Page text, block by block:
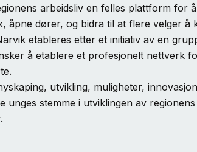
arbeidsliv en felles plattform for
åpne dører, og bidra til at flere velger å
etableres etter et initiativ av en
å etablere et profesjonelt nettverk
utvikling, muligheter,
stemme i utviklingen av regionens